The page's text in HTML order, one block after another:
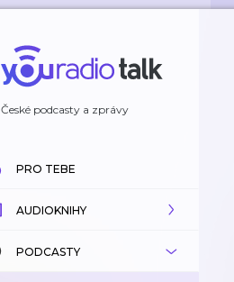
České podcasty a zprávy
PRO TEBE
AUDIOKNIHY
KATALOG
PODCASTY